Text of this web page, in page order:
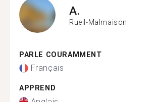
A.
Rueil-Malmaison
PARLE COURAMMENT
Français
APPREND